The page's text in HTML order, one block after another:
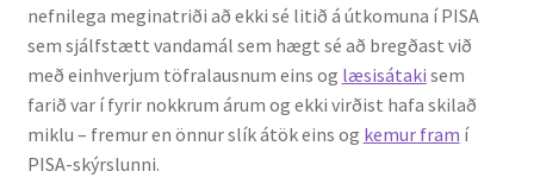
Stjórnun
Innan Háskólans
Samstarfsverkefni
nefnilega meginatriði að ekki sé litið á útkomuna í PISA
sem sjálfstætt vandamál sem hægt sé að bregðast við
með einhverjum töfralausnum eins og læsisátaki sem
farið var í fyrir nokkrum árum og ekki virðist hafa skilað
miklu – fremur en önnur slík átök eins og kemur fram í
PISA-skýrslunni.